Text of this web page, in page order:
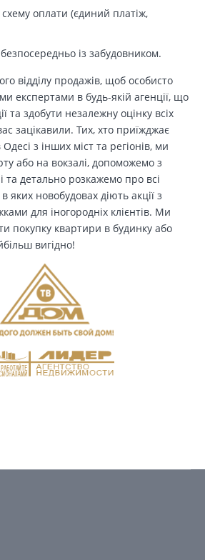
оплати (єдиний платіж,
із забудовником.
відділу продажів, щоб особисто
експертами в будь-якій агенції, що
та здобути незалежну оцінку всіх
зацікавили. Тих, хто приїжджає
з інших міст та регіонів, ми
або на вокзалі, допоможемо з
та детально розкажемо про всі
яких новобудовах діють акції з
для іногородніх клієнтів. Ми
покупку квартири в будинку або
вигідно!